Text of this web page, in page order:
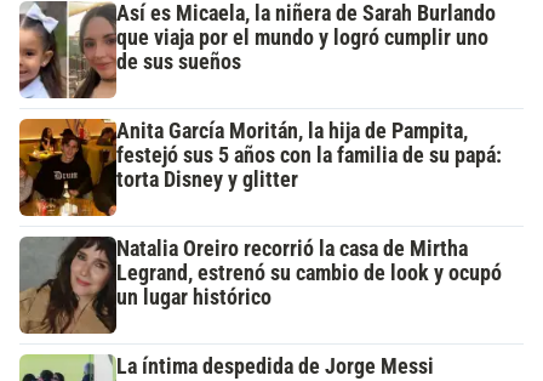
Así es Micaela, la niñera de Sarah Burlando
que viaja por el mundo y logró cumplir uno
de sus sueños
Anita García Moritán, la hija de Pampita,
festejó sus 5 años con la familia de su papá:
torta Disney y glitter
Natalia Oreiro recorrió la casa de Mirtha
Legrand, estrenó su cambio de look y ocupó
un lugar histórico
La íntima despedida de Jorge Messi